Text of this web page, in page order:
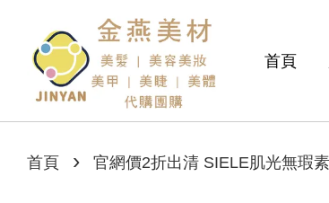
首頁
首頁 › 官網價2折出清 SIELE肌光無瑕